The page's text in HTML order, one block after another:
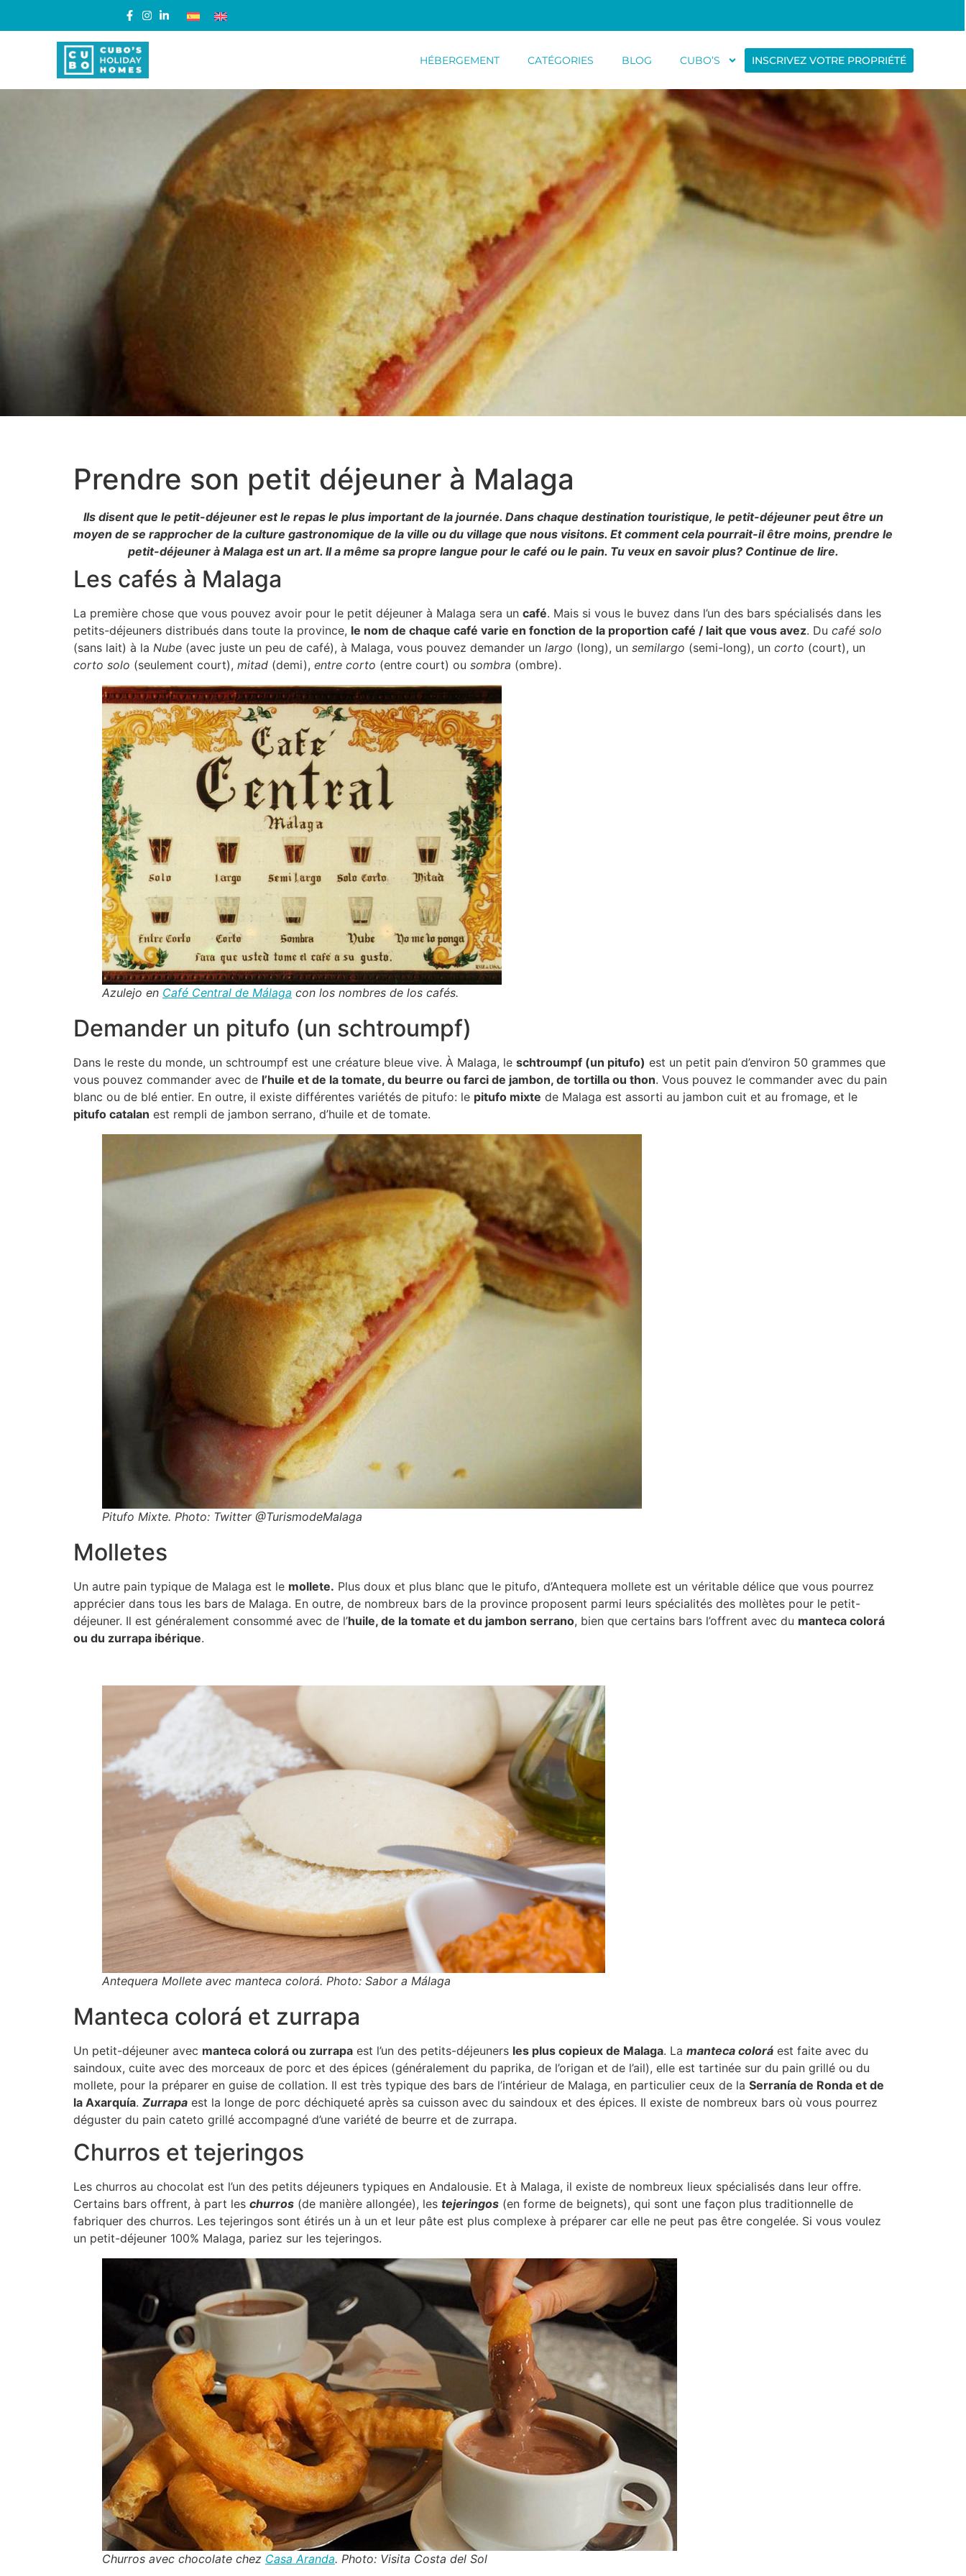
HÉBERGEMENT CATÉGORIES BLOG CUBO’S INSCRIVEZ VOTRE PROPRIÉTÉ
Prendre son petit déjeuner à Malaga
Ils disent que le petit-déjeuner est le repas le plus important de la journée. Dans chaque destination touristique, le petit-déjeuner peut être un
moyen de se rapprocher de la culture gastronomique de la ville ou du village que nous visitons. Et comment cela pourrait-il être moins, prendre le
petit-déjeuner à Malaga est un art. Il a même sa propre langue pour le café ou le pain. Tu veux en savoir plus? Continue de lire.
Les cafés à Malaga
La première chose que vous pouvez avoir pour le petit déjeuner à Malaga sera un café. Mais si vous le buvez dans l’un des bars spécialisés dans les
petits-déjeuners distribués dans toute la province, le nom de chaque café varie en fonction de la proportion café / lait que vous avez. Du café solo
(sans lait) à la Nube (avec juste un peu de café), à Malaga, vous pouvez demander un largo (long), un semilargo (semi-long), un corto (court), un
corto solo (seulement court), mitad (demi), entre corto (entre court) ou sombra (ombre).
Azulejo en Café Central de Málaga con los nombres de los cafés.
Demander un pitufo (un schtroumpf)
Dans le reste du monde, un schtroumpf est une créature bleue vive. À Malaga, le schtroumpf (un pitufo) est un petit pain d’environ 50 grammes que
vous pouvez commander avec de l’huile et de la tomate, du beurre ou farci de jambon, de tortilla ou thon. Vous pouvez le commander avec du pain
blanc ou de blé entier. En outre, il existe différentes variétés de pitufo: le pitufo mixte de Malaga est assorti au jambon cuit et au fromage, et le
pitufo catalan est rempli de jambon serrano, d’huile et de tomate.
Pitufo Mixte. Photo: Twitter @TurismodeMalaga
Molletes
Un autre pain typique de Malaga est le mollete. Plus doux et plus blanc que le pitufo, d’Antequera mollete est un véritable délice que vous pourrez
apprécier dans tous les bars de Malaga. En outre, de nombreux bars de la province proposent parmi leurs spécialités des mollètes pour le petit-
déjeuner. Il est généralement consommé avec de l’huile, de la tomate et du jambon serrano, bien que certains bars l’offrent avec du manteca colorá
ou du zurrapa ibérique.
Antequera Mollete avec manteca colorá. Photo: Sabor a Málaga
Manteca colorá et zurrapa
Un petit-déjeuner avec manteca colorá ou zurrapa est l’un des petits-déjeuners les plus copieux de Malaga. La manteca colorá est faite avec du
saindoux, cuite avec des morceaux de porc et des épices (généralement du paprika, de l’origan et de l’ail), elle est tartinée sur du pain grillé ou du
mollete, pour la préparer en guise de collation. Il est très typique des bars de l’intérieur de Malaga, en particulier ceux de la Serranía de Ronda et de
la Axarquía. Zurrapa est la longe de porc déchiqueté après sa cuisson avec du saindoux et des épices. Il existe de nombreux bars où vous pourrez
déguster du pain cateto grillé accompagné d’une variété de beurre et de zurrapa.
Churros et tejeringos
Les churros au chocolat est l’un des petits déjeuners typiques en Andalousie. Et à Malaga, il existe de nombreux lieux spécialisés dans leur offre.
Certains bars offrent, à part les churros (de manière allongée), les tejeringos (en forme de beignets), qui sont une façon plus traditionnelle de
fabriquer des churros. Les tejeringos sont étirés un à un et leur pâte est plus complexe à préparer car elle ne peut pas être congelée. Si vous voulez
un petit-déjeuner 100% Malaga, pariez sur les tejeringos.
Churros avec chocolate chez Casa Aranda. Photo: Visita Costa del Sol